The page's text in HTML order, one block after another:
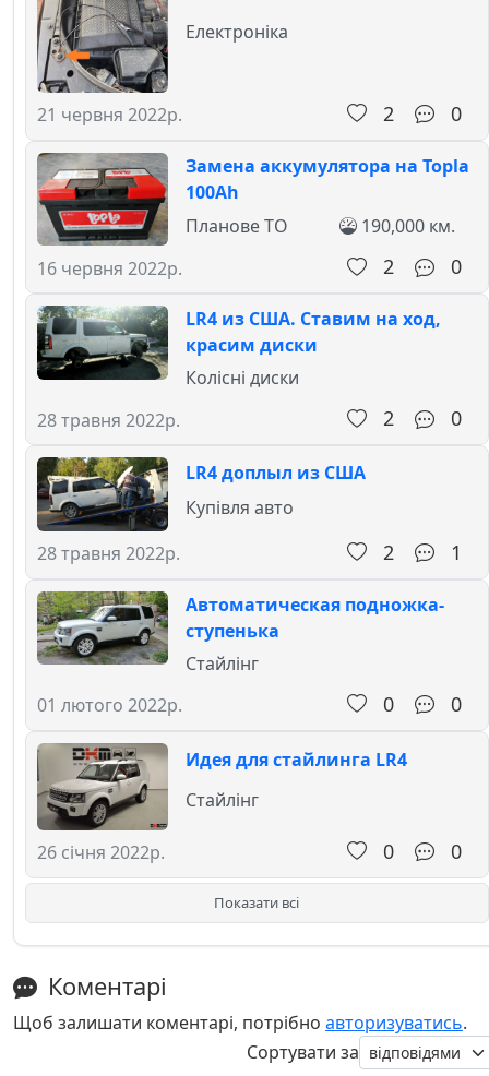
21 червня 2022р.
Електроніка
2 0
Замена аккумулятора на Topla
100Ah
16 червня 2022р.
Планове ТО 190,000 км.
2 0
LR4 из США. Ставим на ход,
красим диски
28 травня 2022р.
Колісні диски
2 0
LR4 доплыл из США
28 травня 2022р.
Купівля авто
2 1
Автоматическая подножка-
ступенька
01 лютого 2022р.
Стайлінг
0 0
Идея для стайлинга LR4
26 січня 2022р.
Стайлінг
0 0
Показати всі
Коментарі
Щоб залишати коментарі, потрібно авторизуватись.
Сортувати за